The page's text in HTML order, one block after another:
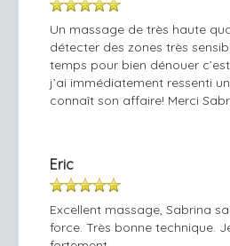
Un massage de très haute
détecter des zones très
temps pour bien dénouer
j’ai immédiatement ressenti
connaît son affaire! Merci
Eric
Excellent massage, Sabrina
force. Très bonne technique.